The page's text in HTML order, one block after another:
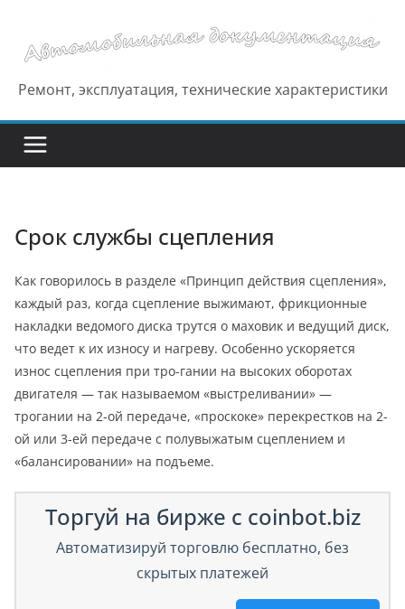
содержимому
Ремонт, эксплуатация, технические характеристики
Срок службы сцепления
Как говорилось в разделе «Принцип действия сцепления»,
каждый раз, когда сцепление выжимают, фрикционные
накладки ведомого диска трутся о маховик и ведущий диск,
что ведет к их износу и нагреву. Особенно ускоряется
износ сцепления при тро-гании на высоких оборотах
двигателя — так называемом «выстреливании» —
трогании на 2-ой передаче, «проскоке» перекрестков на 2-
ой или 3-ей передаче с полувыжатым сцеплением и
«балансировании» на подъеме.
Торгуй на бирже с coinbot.biz
Автоматизируй торговлю бесплатно, без
скрытых платежей